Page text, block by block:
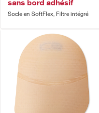
sans bord adhésif
Socle en SoftFlex, Filtre intégré